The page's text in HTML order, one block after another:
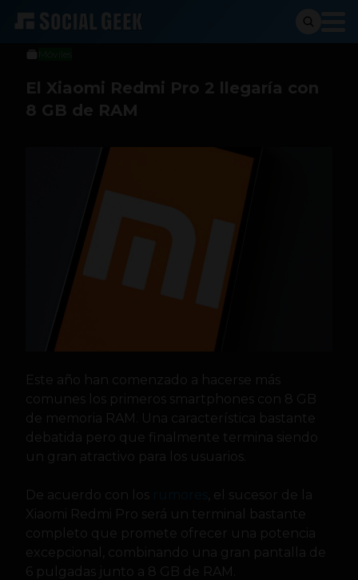
Sergio Ramos
7 de julio de 2017
El Xiaomi Redmi Pro 2 llegaría con
8 GB de RAM
Este año han comenzado a hacerse más
comunes los primeros smartphones con 8 GB
de memoria RAM. Una característica bastante
debatida pero que finalmente termina siendo
un gran atractivo para los usuarios.
De acuerdo con los
, el sucesor de la
Xiaomi Redmi Pro será un terminal bastante
completo que promete ofrecer una potencia
excepcional, combinando una gran pantalla de
6 pulgadas junto a 8 GB de RAM.